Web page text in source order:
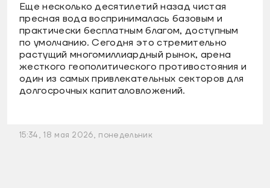
Еще несколько десятилетий назад чистая
пресная вода воспринималась базовым и
практически бесплатным благом, доступным
по умолчанию. Сегодня это стремительно
растущий многомиллиардный рынок, арена
жесткого геополитического противостояния и
один из самых привлекательных секторов для
долгосрочных капиталовложений.
15:34, 18 мая 2026, понедельник